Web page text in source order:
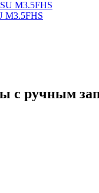
M3.5FHS
с ручным